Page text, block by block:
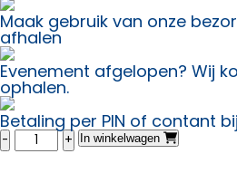
Maak gebruik van onze
afhalen
Evenement afgelopen? Wij
ophalen.
Betaling per PIN of contant
Bierbankenset
(2
In winkelwagen